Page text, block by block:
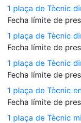
1 plaça de Tècnic
Fecha límite de
1 plaça de Tècnic
Fecha límite de
1 plaça de Tècnic
Fecha límite de
1 plaça de Tècnic
Fecha límite de
1 plaça de Tècnic